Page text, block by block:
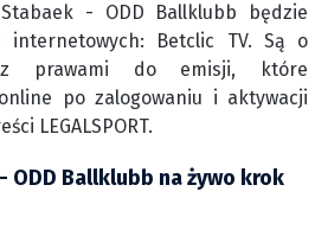
- ODD Ballklubb będzie
Betclic TV. Są o
prawami do emisji, które
po zalogowaniu i aktywacji
LEGALSPORT.
ODD Ballklubb na żywo krok